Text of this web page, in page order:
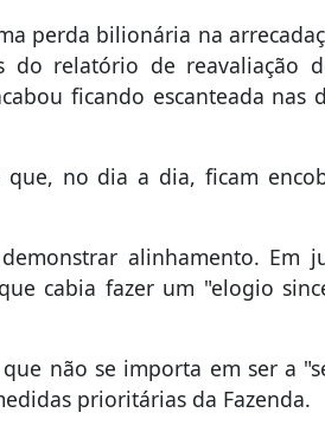
perda bilionária na
relatório de reavaliação
ficando escanteada nas
no dia a dia, ficam
alinhamento. Em
cabia fazer um "elogio
não se importa em ser a
prioritárias da Fazenda.